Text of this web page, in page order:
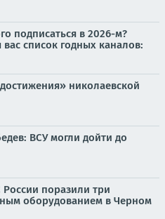
подписаться в 2026-м?
список годных каналов:
николаевской
ВСУ могли дойти до
поразили три
оборудованием в Черном